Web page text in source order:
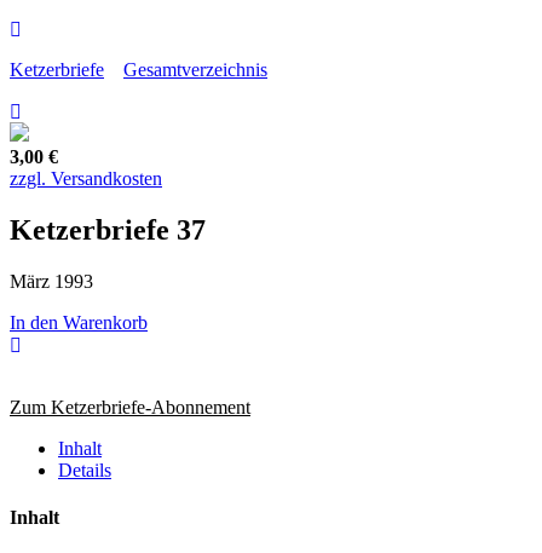
Ketzerbriefe Gesamtverzeichnis
3,00 €
zzgl. Versandkosten
Ketzerbriefe 37
März 1993
In den Warenkorb
Zum Ketzerbriefe-Abonnement
Inhalt
Details
Inhalt